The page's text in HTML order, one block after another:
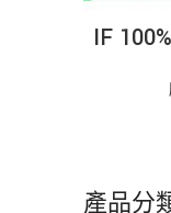
IF
產品分